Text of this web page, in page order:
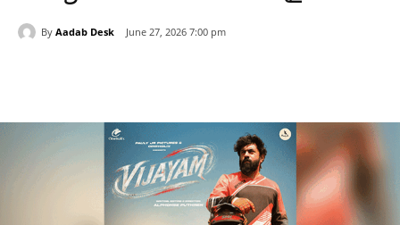
By Aadab Desk June 27, 2026 7:00 pm